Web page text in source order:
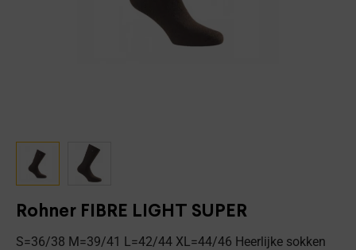
Rohner FIBRE LIGHT SUPER
S=36/38 M=39/41 L=42/44 XL=44/46 Heerlijke sokken